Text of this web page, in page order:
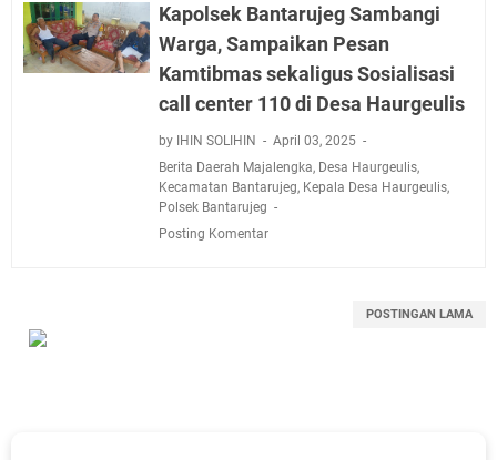
Kapolsek Bantarujeg Sambangi
Warga, Sampaikan Pesan
Kamtibmas sekaligus Sosialisasi
call center 110 di Desa Haurgeulis
by IHIN SOLIHIN
April 03, 2025
Berita Daerah Majalengka, Desa Haurgeulis,
Kecamatan Bantarujeg, Kepala Desa Haurgeulis,
Polsek Bantarujeg
Posting Komentar
POSTINGAN LAMA